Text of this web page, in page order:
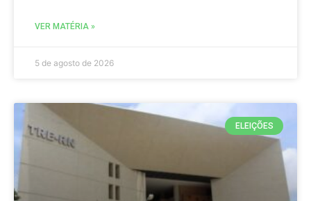
VER MATÉRIA »
5 de agosto de 2026
ELEIÇÕES